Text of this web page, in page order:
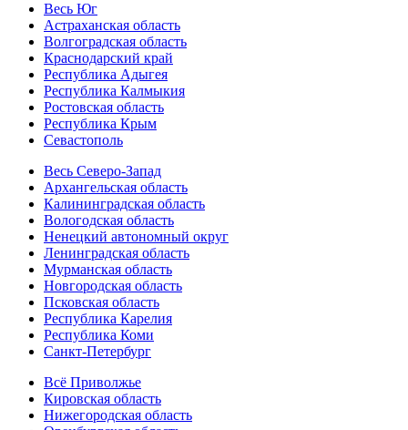
Весь Юг
Астраханская область
Волгоградская область
Краснодарский край
Республика Адыгея
Республика Калмыкия
Ростовская область
Республика Крым
Севастополь
Весь Северо-Запад
Архангельская область
Калининградская область
Вологодская область
Ненецкий автономный округ
Ленинградская область
Мурманская область
Новгородская область
Псковская область
Республика Карелия
Республика Коми
Санкт-Петербург
Всё Приволжье
Кировская область
Нижегородская область